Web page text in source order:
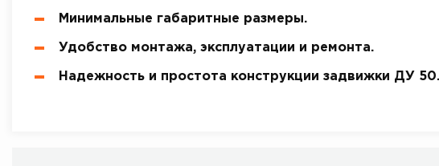
Минимальные габаритные размеры.
Удобство монтажа, эксплуатации и ремонта.
Надежность и простота конструкции задвижки ДУ 50.